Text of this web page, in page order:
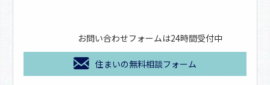
お問い合わせフォームは24時間受付中
住まいの無料相談フォーム